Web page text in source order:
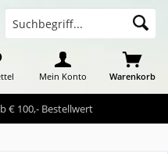
€ 100,- Bestellwert
Warenkorb
Mein Konto